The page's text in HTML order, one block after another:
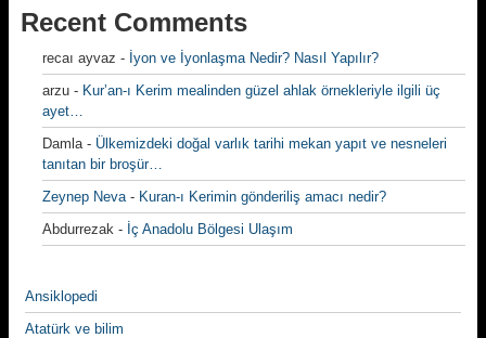
Recent Comments
recaı ayvaz - İyon ve İyonlaşma Nedir? Nasıl Yapılır?
arzu - Kur’an-ı Kerim mealinden güzel ahlak örnekleriyle ilgili üç
ayet…
Damla- Ülkemizdeki doğal varlık tarihi mekan yapıt ve nesneleri
tanıtan bir broşür…
Zeynep Neva- Kuran-ı Kerimin gönderiliş amacı nedir?
Abdurrezak - İç Anadolu Bölgesi Ulaşım
Ansiklopedi
Atatürk ve bilim